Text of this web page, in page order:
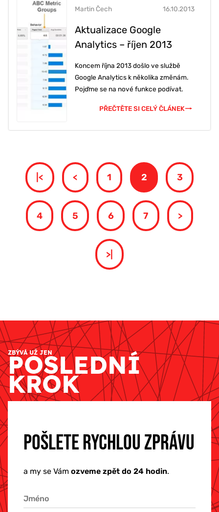
Aktualizace Google
Analytics – říjen 2013
16.10.2013
Martin Čech
Koncem října 2013 došlo ve službě
Google Analytics k několika změnám.
Pojďme se na nové funkce podívat.
PŘEČTĚTE SI CELÝ ČLÁNEK
|< < 1 2 3
4 5 6 7 >
>|
ZBÝVÁ UŽ JEN
POSLEDNÍ
KROK
POŠLETE RYCHLOU ZPRÁVU
a my se Vám ozveme zpět do 24 hodin.